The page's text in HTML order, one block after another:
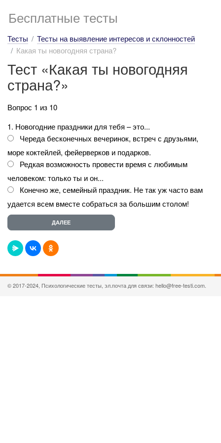
Бесплатные тесты
Тесты
Тесты на выявление интересов и склонностей
Какая ты новогодняя страна?
Тест «Какая ты новогодняя
страна?»
Вопрос 1 из 10
1. Новогодние праздники для тебя – это...
Череда бесконечных вечеринок, встреч с друзьями,
море коктейлей, фейерверков и подарков.
Редкая возможность провести время с любимым
человеком: только ты и он...
Конечно же, семейный праздник. Не так уж часто вам
удается всем вместе собраться за большим столом!
© 2017-2024, Психологические тесты, эл.почта для связи: hello@free-testi.com.